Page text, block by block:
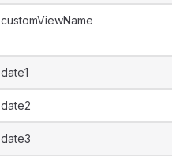
customViewName
date1
date2
date3